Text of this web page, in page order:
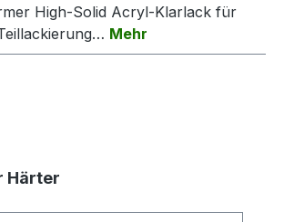
High-Solid Acryl-Klarlack für
Mehr
überspringen
Härter